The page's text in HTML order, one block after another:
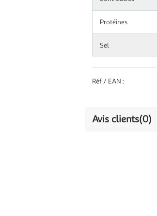
Protéines
Sel
Réf / EAN :
Avis clients(0)